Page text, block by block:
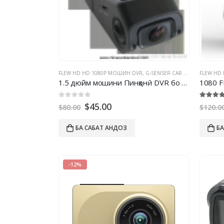
FLEW HD HD 1080P МОШИН DVR, G-SENSER CAR DVR DVR ,GPS
1.5 дюйм мошини Пинҳонӣ DVR бо 1080P , 3 мегапиксел, g-senser, муайянкунии мобилӣ, пайгирии gps, аз берун
берун аз 5
$80.00 $45.00
БА САБАТ АНДОЗ
FLEW
1080
$
-12%